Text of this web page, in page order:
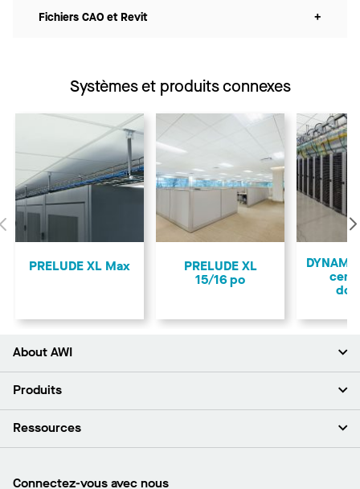
Fichiers CAO et Revit +
Systèmes et produits connexes
Précédent
PRELUDE XL Max
PRELUDE XL
15/16 po
About AWI
À propos de nous
Espace presse
Produits
Plafonds
Ressources
Trouver un distributeur
Connectez-vous avec nous